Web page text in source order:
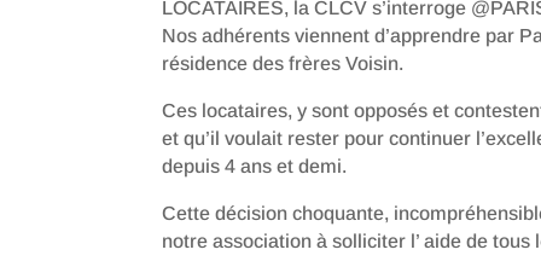
LOCATAIRES, la CLCV s’interroge
Nos adhérents viennent d’apprendre par
résidence des frères Voisin.
Ces locataires, y sont opposés et
et qu’il voulait rester pour continuer
depuis 4 ans et demi.
Cette décision choquante,
notre association à solliciter l’ aide de